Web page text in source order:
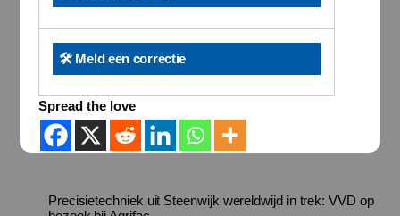
🛠️ Meld een correctie
Spread the love
Precisietechniek uit Steenwijk wereldwijd in trek: VVD op